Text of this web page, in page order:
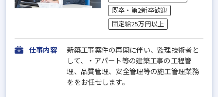
既卒・第2新卒歓迎
固定給25万円以上
仕事内容
新築工事案件の再開に伴い、監理技術者と
して、・アパート等の建築工事の工程管
理、品質管理、安全管理等の施工管理業務
ををお任せします。